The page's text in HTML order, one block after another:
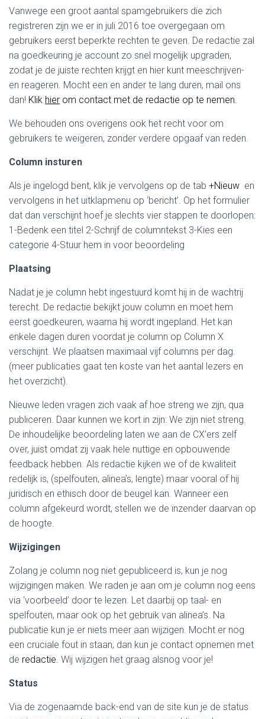
Vanwege een groot aantal spamgebruikers die zich
registreren zijn we er in juli 2016 toe overgegaan om
gebruikers eerst beperkte rechten te geven. De redactie zal
na goedkeuring je account zo snel mogelijk upgraden,
zodat je de juiste rechten krijgt en hier kunt meeschrijven-
en reageren. Mocht een en ander te lang duren, mail ons
dan! Klik hier om contact met de redactie op te nemen.
We behouden ons overigens ook het recht voor om
gebruikers te weigeren, zonder verdere opgaaf van reden.
Column insturen
Als je ingelogd bent, klik je vervolgens op de tab +Nieuw en
vervolgens in het uitklapmenu op ‘bericht’. Op het formulier
dat dan verschijnt hoef je slechts vier stappen te doorlopen:
1-Bedenk een titel 2-Schrijf de columntekst 3-Kies een
categorie 4-Stuur hem in voor beoordeling
Plaatsing
Nadat je je column hebt ingestuurd komt hij in de wachtrij
terecht. De redactie bekijkt jouw column en moet hem
eerst goedkeuren, waarna hij wordt ingepland. Het kan
enkele dagen duren voordat je column op Column X
verschijnt. We plaatsen maximaal vijf columns per dag.
(meer publicaties gaat ten koste van het aantal lezers en
het overzicht).
Nieuwe leden vragen zich vaak af hoe streng we zijn, qua
publiceren. Daar kunnen we kort in zijn: We zijn niet streng.
De inhoudelijke beoordeling laten we aan de CX’ers zelf
over, juist omdat zij vaak hele nuttige en opbouwende
feedback hebben. Als redactie kijken we of de kwaliteit
redelijk is, (spelfouten, alinea’s, lengte) maar vooral of hij
juridisch en ethisch door de beugel kan. Wanneer een
column afgekeurd wordt, stellen we de inzender daarvan op
de hoogte.
Wijzigingen
Zolang je column nog niet gepubliceerd is, kun je nog
wijzigingen maken. We raden je aan om je column nog eens
via ‘voorbeeld’ door te lezen. Let daarbij op taal- en
spelfouten, maar ook op het gebruik van alinea’s. Na
publicatie kun je er niets meer aan wijzigen. Mocht er nog
een cruciale fout in staan, dan kun je contact opnemen met
de redactie. Wij wijzigen het graag alsnog voor je!
Status
Via de zogenaamde back-end van de site kun je de status